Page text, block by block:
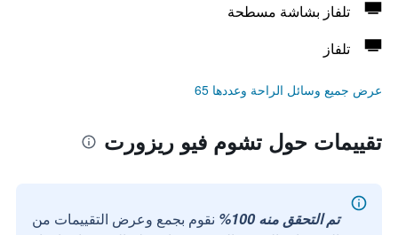
تلفاز بشاشة مسطحة
تلفاز
عرض جميع وسائل الراحة وعددها 65
تقييمات حول تشوم فيو ريزورت
تم التحقق منه 100%
نقوم بجمع وعرض التقييمات من